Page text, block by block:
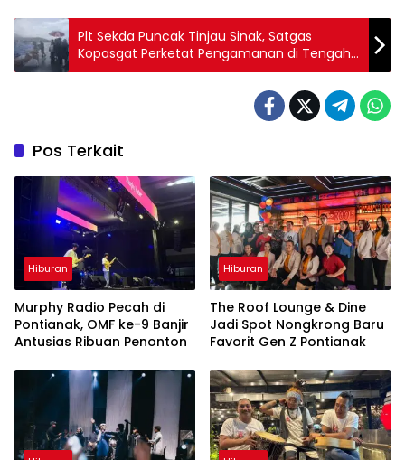
Plt Sekda Puncak Tinjau Sinak, Satgas
Kopasgat Perketat Pengamanan di Tengah
Teror OPM
Pos Terkait
Hiburan
Murphy Radio Pecah di
Pontianak, OMF ke-9 Banjir
Antusias Ribuan Penonton
Hiburan
The Roof Lounge & Dine
Jadi Spot Nongkrong Baru
Favorit Gen Z Pontianak